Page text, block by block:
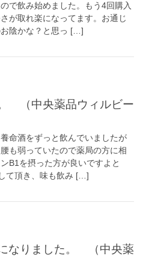
で飲み始めました。もう4回購入
が取れ楽になってます。お通じ
陰かな？と思っ […]
命酒をずっと飲んでいましたが
も弱っていたので薬局の方に相
B1を摂った方が良いですよと
て頂き、味も飲み […]